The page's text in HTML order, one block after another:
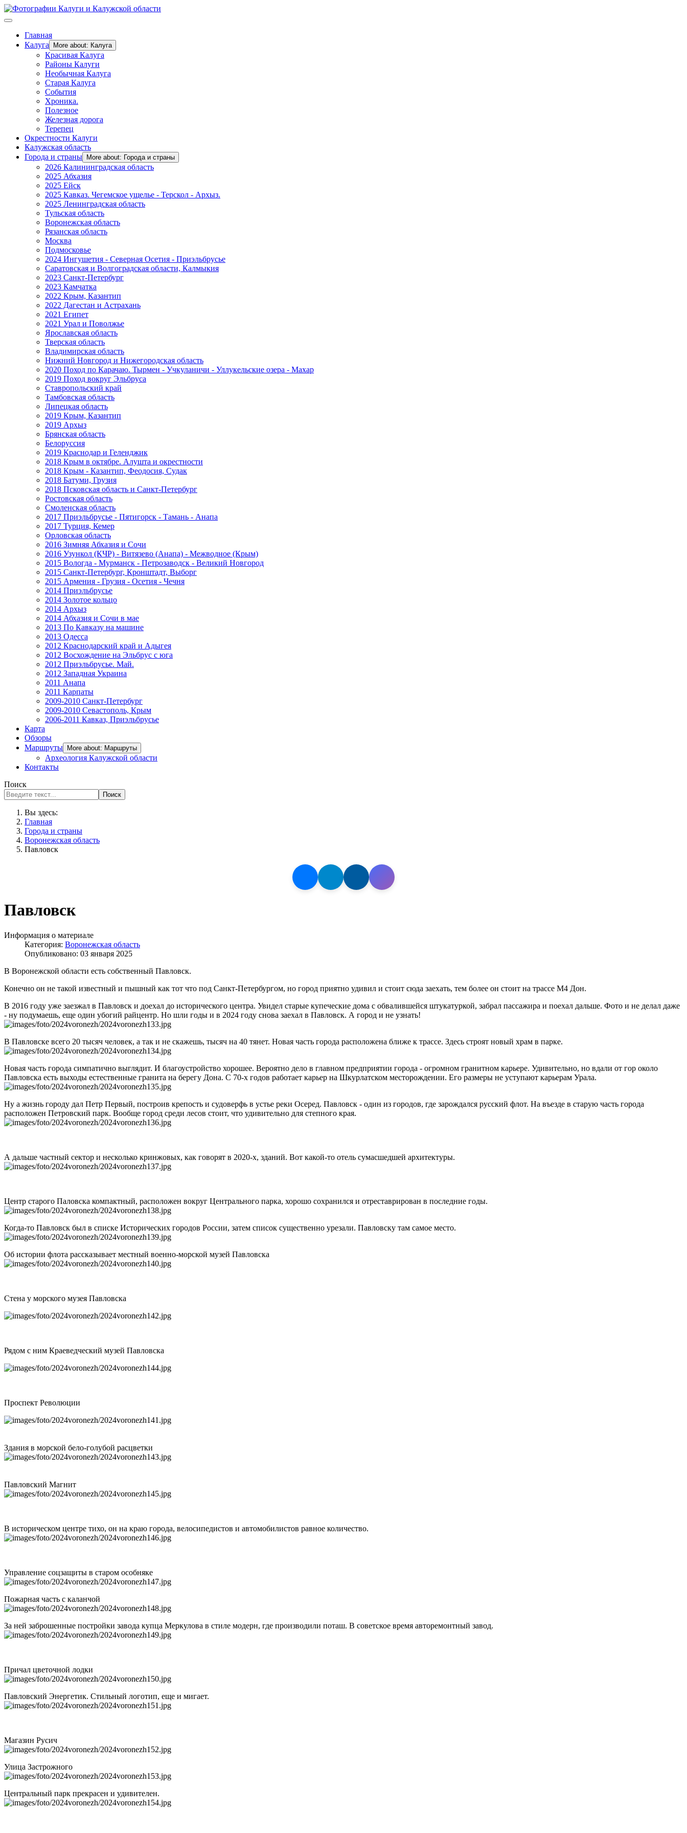
Главная
Калуга
More about: Калуга
Красивая Калуга
Районы Калуги
Необычная Калуга
Старая Калуга
События
Хроника.
Полезное
Железная дорога
Терепец
Окрестности Калуги
Калужская область
Города и страны
More about: Города и страны
2026 Калининградская область
2025 Абхазия
2025 Ейск
2025 Кавказ. Чегемское ущелье - Терскол - Архыз.
2025 Ленинградская область
Тульская область
Воронежская область
Рязанская область
Москва
Подмосковье
2024 Ингушетия - Северная Осетия - Приэльбрусье
Саратовская и Волгоградская области, Калмыкия
2023 Санкт-Петербург
2023 Камчатка
2022 Крым, Казантип
2022 Дагестан и Астрахань
2021 Египет
2021 Урал и Поволжье
Ярославская область
Тверская область
Владимирская область
Нижний Новгород и Нижегородская область
2020 Поход по Карачаю. Тырмен - Учкуланичи - Уллукельские озера - Махар
2019 Поход вокруг Эльбруса
Ставропольский край
Тамбовская область
Липецкая область
2019 Крым, Казантип
2019 Архыз
Брянская область
Белоруссия
2019 Краснодар и Геленджик
2018 Крым в октябре. Алушта и окрестности
2018 Крым - Казантип, Феодосия, Судак
2018 Батуми, Грузия
2018 Псковская область и Санкт-Петербург
Ростовская область
Смоленская область
2017 Приэльбрусье - Пятигорск - Тамань - Анапа
2017 Турция, Кемер
Орловская область
2016 Зимняя Абхазия и Сочи
2016 Узункол (КЧР) - Витязево (Анапа) - Межводное (Крым)
2015 Вологда - Мурманск - Петрозаводск - Великий Новгород
2015 Санкт-Петербург, Кронштадт, Выборг
2015 Армения - Грузия - Осетия - Чечня
2014 Приэльбрусье
2014 Золотое кольцо
2014 Архыз
2014 Абхазия и Сочи в мае
2013 По Кавказу на машине
2013 Одесса
2012 Краснодарский край и Адыгея
2012 Восхождение на Эльбрус с юга
2012 Приэльбрусье. Май.
2012 Западная Украина
2011 Анапа
2011 Карпаты
2009-2010 Санкт-Петербург
2009-2010 Севастополь, Крым
2006-2011 Кавказ, Приэльбрусье
Карта
Обзоры
Маршруты
More about: Маршруты
Археология Калужской области
Контакты
Поиск
Поиск
Вы здесь:
Главная
Города и страны
Воронежская область
Павловск
Павловск
Информация о материале
Категория: Воронежская область
Опубликовано: 03 января 2025
В Воронежской области есть собственный Павловск.
Конечно он не такой известный и пышный как тот что под Санкт-Петербургом, но город приятно удивил и стоит сюда заехать, тем более он стоит на трассе М4 Дон.
В 2016 году уже заезжал в Павловск и доехал до исторического центра. Увидел старые купеческие дома с обвалившейся штукатуркой, забрал пассажира и поехал дальше. Фото и не делал даже
- ну подумаешь, еще один убогий райцентр. Но шли годы и в 2024 году снова заехал в Павловск. А город и не узнать!
В Павловске всего 20 тысяч человек, а так и не скажешь, тысяч на 40 тянет. Новая часть города расположена ближе к трассе. Здесь строят новый храм в парке.
Новая часть города симпатично выглядит. И благоустройство хорошее. Вероятно дело в главном предприятии города - огромном гранитном карьере. Удивительно, но вдали от гор около
Павловска есть выходы естественные гранита на берегу Дона. С 70-х годов работает карьер на Шкурлатском месторождении. Его размеры не уступают карьерам Урала.
Ну а жизнь городу дал Петр Первый, построив крепость и судоверфь в устье реки Осеред. Павловск - один из городов, где зарождался русский флот. На въезде в старую часть города
расположен Петровский парк. Вообще город среди лесов стоит, что удивительно для степного края.
А дальше частный сектор и несколько кринжовых, как говорят в 2020-х, зданий. Вот какой-то отель сумасшедшей архитектуры.
Центр старого Паловска компактный, расположен вокруг Центрального парка, хорошо сохранился и отреставрирован в последние годы.
Когда-то Павловск был в списке Исторических городов России, затем список существенно урезали. Павловску там самое место.
Об истории флота рассказывает местный военно-морской музей Павловска
Стена у морского музея Павловска
Рядом с ним Краеведческий музей Павловска
Проспект Революции
Здания в морской бело-голубой расцветки
Павловский Магнит
В историческом центре тихо, он на краю города, велосипедистов и автомобилистов равное количество.
Управление соцзащиты в старом особняке
Пожарная часть с каланчой
За ней заброшенные постройки завода купца Меркулова в стиле модерн, где производили поташ. В советское время авторемонтный завод.
Причал цветочной лодки
Павловский Энергетик. Стильный логотип, еще и мигает.
Магазин Русич
Улица Застрожного
Центральный парк прекрасен и удивителен.